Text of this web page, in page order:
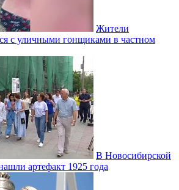
Жители
с уличными гонщиками в частном
В Новосибирской
артефакт 1925 года